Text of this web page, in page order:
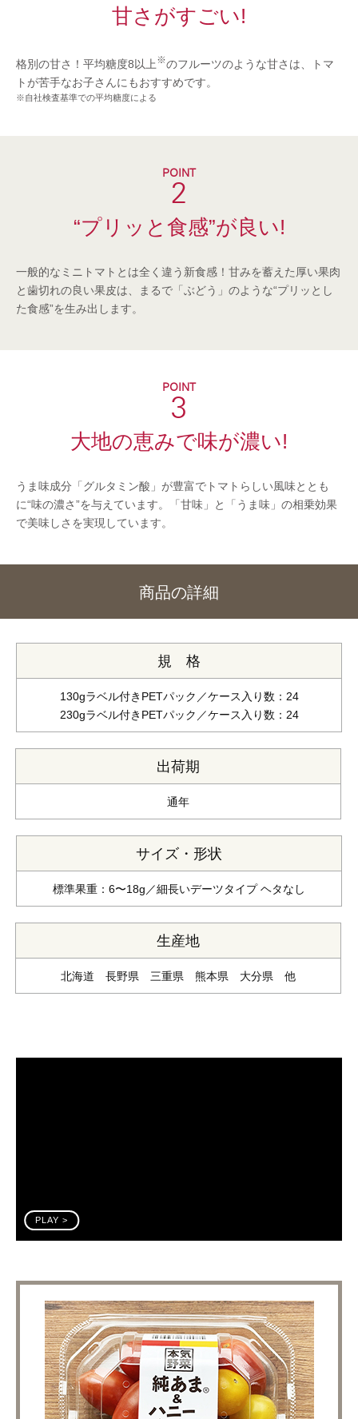
甘さがすごい!
格別の甘さ！平均糖度8以上 ※のフルーツのような甘さは、トマ
トが苦手なお子さんにもおすすめです。
※自社検査基準での平均糖度による
2
“プリッと食感”が良い!
一般的なミニトマトとは全く違う新食感！甘みを蓄えた厚い果肉
と歯切れの良い果皮は、まるで「ぶどう」のような“プリッとし
た食感”を生み出します。
3
大地の恵みで味が濃い!
うま味成分「グルタミン酸」が豊富でトマトらしい風味ととも
に“味の濃さ”を与えています。「甘味」と「うま味」の相乗効果
で美味しさを実現しています。
商品の詳細
規 格
130gラベル付きPETパック／ケース入り数：24
230gラベル付きPETパック／ケース入り数：24
出荷期
通年
サイズ・形状
標準果重：6〜18g／細長いデーツタイプ ヘタなし
生産地
北海道 長野県 三重県 熊本県 大分県 他
PLAY >